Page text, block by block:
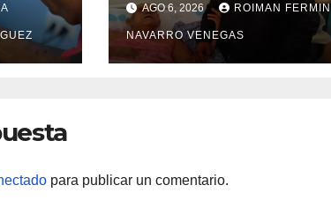
con discapacidad en
campamentos de La
Guaira
AGO 6, 2026 ROIMAN FERMIN
NAVARRO VENEGAS
para publicar un comentario.